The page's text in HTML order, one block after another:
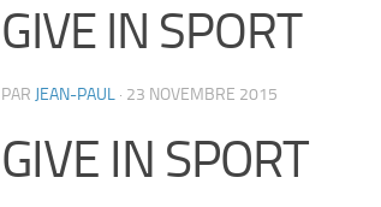
GIVE IN SPORT
PAR JEAN-PAUL · 23 NOVEMBRE 2015
GIVE IN SPORT